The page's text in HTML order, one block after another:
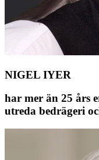
NIGEL IYER
har mer än 25 års
utreda bedrägeri